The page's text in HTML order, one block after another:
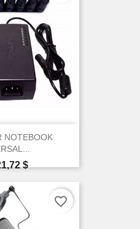
NOTEBOOK
$
favorite_border